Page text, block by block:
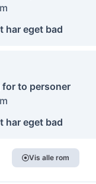
har eget bad
to personer
har eget bad
Vis alle rom